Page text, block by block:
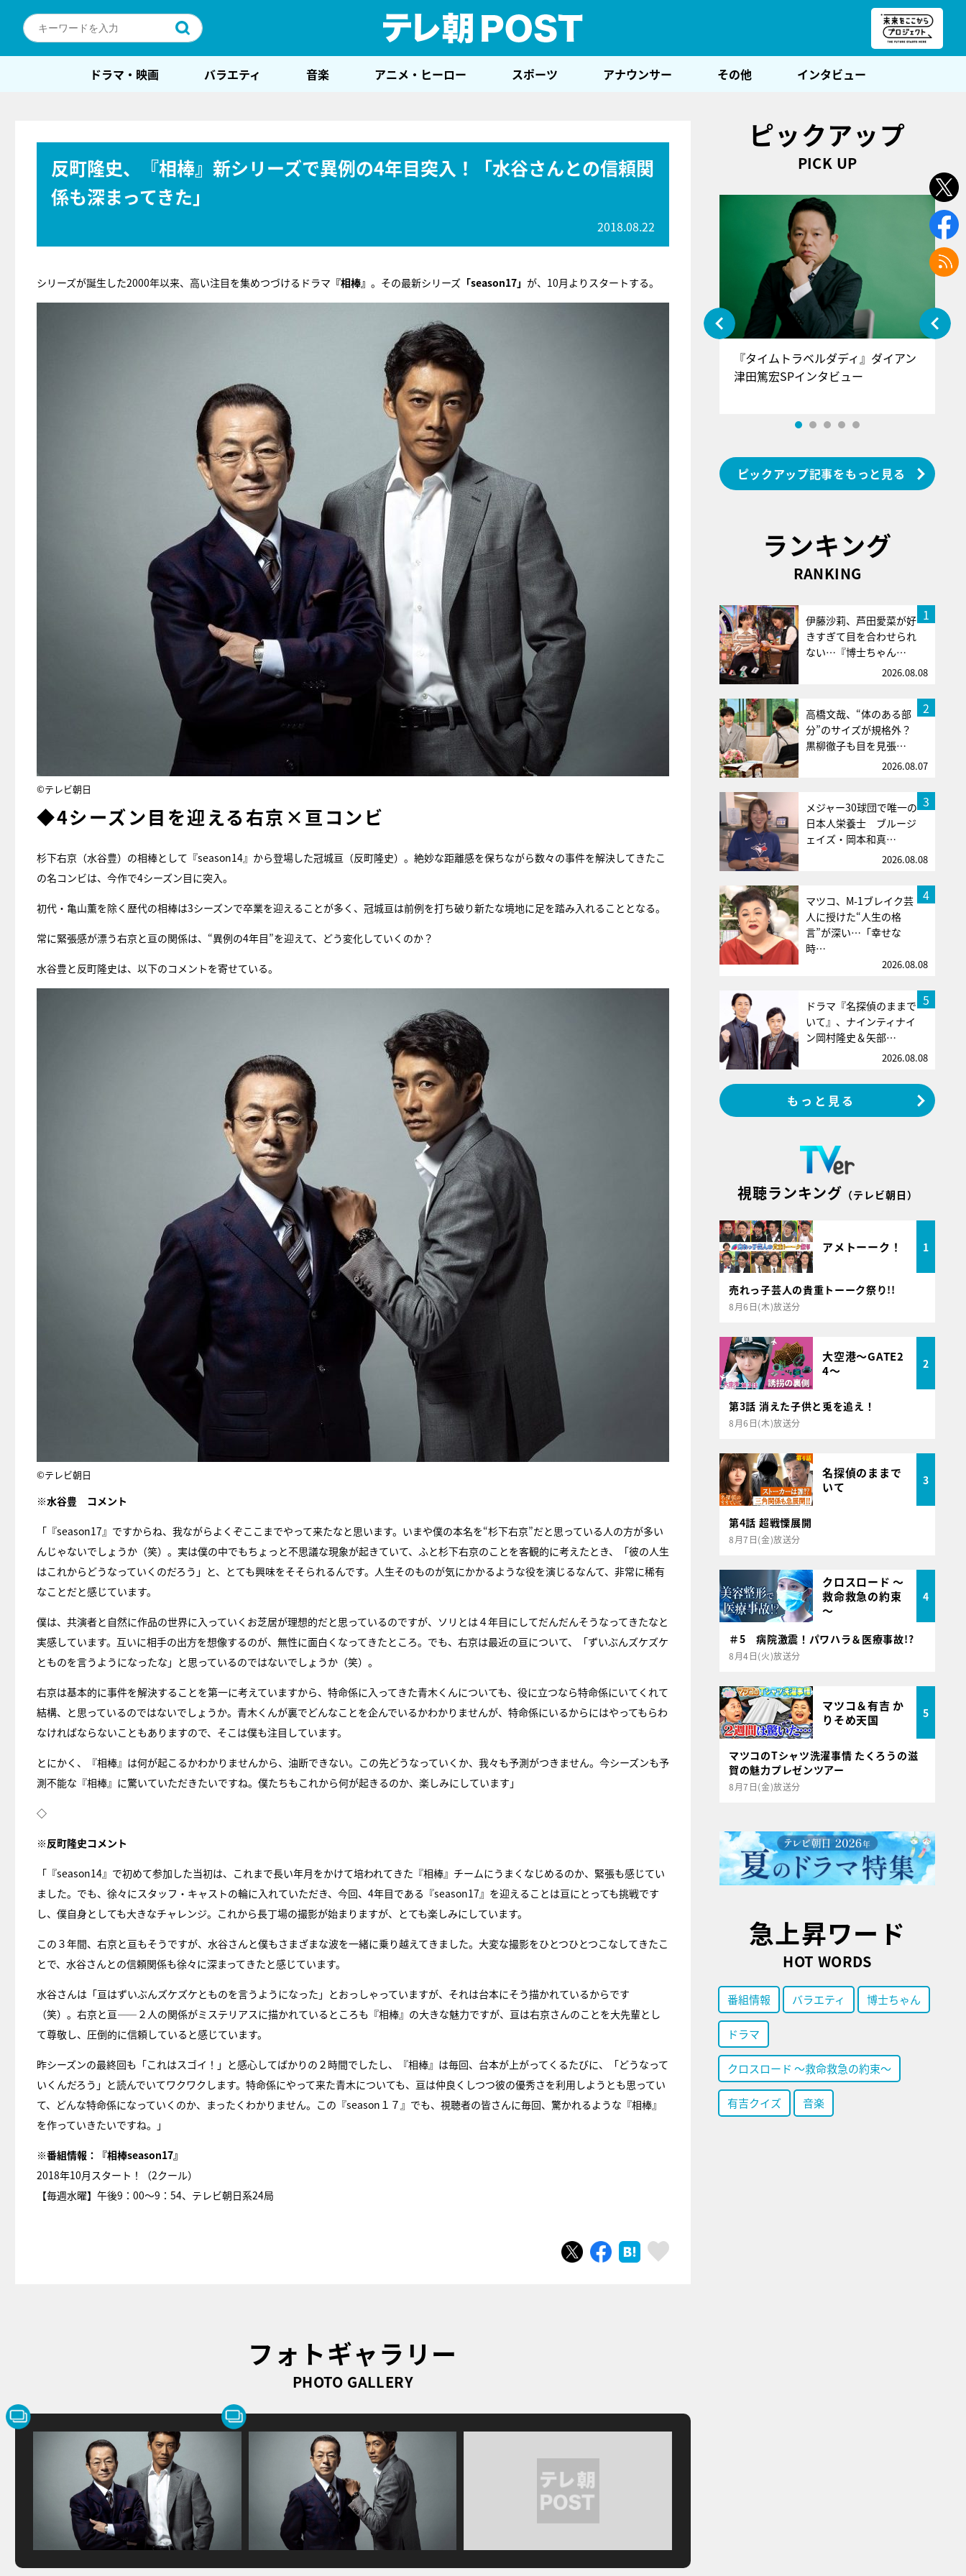
ドラマ・映画 バラエティ 音楽 アニメ・ヒーロー スポーツ アナウンサー その他 インタビュー
反町隆史、『相棒』新シリーズで異例の4年目突入！「水谷さんとの信頼関
係も深まってきた」
2018.08.22
シリーズが誕生した2000年以来、高い注目を集めつづけるドラマ 『相棒』 。その最新シリーズ 「season17」 が、10月よりスタートする。
©テレビ朝日
◆4シーズン目を迎える右京×亘コンビ
杉下右京（水谷豊）の相棒として『season14』から登場した冠城亘（反町隆史）。絶妙な距離感を保ちながら数々の事件を解決してきたこ
の名コンビは、今作で4シーズン目に突入。
初代・亀山薫を除く歴代の相棒は3シーズンで卒業を迎えることが多く、冠城亘は前例を打ち破り新たな境地に足を踏み入れることとなる。
常に緊張感が漂う右京と亘の関係は、“異例の4年目”を迎えて、どう変化していくのか？
水谷豊と反町隆史は、以下のコメントを寄せている。
©テレビ朝日
※水谷豊 コメント
「『season17』ですからね、我ながらよくぞここまでやって来たなと思います。いまや僕の本名を“杉下右京”だと思っている人の方が多い
んじゃないでしょうか（笑）。実は僕の中でもちょっと不思議な現象が起きていて、ふと杉下右京のことを客観的に考えたとき、「彼の人生
はこれからどうなっていくのだろう」と、とても興味をそそられるんです。人生そのものが気にかかるような役を演じるなんて、非常に稀有
なことだと感じています。
僕は、共演者と自然に作品の世界に入っていくお芝居が理想的だと思っているのですが、ソリとは４年目にしてだんだんそうなってきたなと
実感しています。互いに相手の出方を想像するのが、無性に面白くなってきたところ。でも、右京は最近の亘について、「ずいぶんズケズケ
とものを言うようになったな」と思っているのではないでしょうか（笑）。
右京は基本的に事件を解決することを第一に考えていますから、特命係に入ってきた青木くんについても、役に立つなら特命係にいてくれて
結構、と思っているのではないでしょうか。青木くんが裏でどんなことを企んでいるかわかりませんが、特命係にいるからにはやってもらわ
なければならないこともありますので、そこは僕も注目しています。
とにかく、『相棒』は何が起こるかわかりませんから、油断できない。この先どうなっていくか、我々も予測がつきません。今シーズンも予
測不能な『相棒』に驚いていただきたいですね。僕たちもこれから何が起きるのか、楽しみにしています」
◇
※反町隆史コメント
「『season14』で初めて参加した当初は、これまで長い年月をかけて培われてきた『相棒』チームにうまくなじめるのか、緊張も感じてい
ました。でも、徐々にスタッフ・キャストの輪に入れていただき、今回、4年目である『season17』を迎えることは亘にとっても挑戦です
し、僕自身としても大きなチャレンジ。これから長丁場の撮影が始まりますが、とても楽しみにしています。
この３年間、右京と亘もそうですが、水谷さんと僕もさまざまな波を一緒に乗り越えてきました。大変な撮影をひとつひとつこなしてきたこ
とで、水谷さんとの信頼関係も徐々に深まってきたと感じています。
水谷さんは「亘はずいぶんズケズケとものを言うようになった」とおっしゃっていますが、それは台本にそう描かれているからです
（笑）。右京と亘――２人の関係がミステリアスに描かれているところも『相棒』の大きな魅力ですが、亘は右京さんのことを大先輩とし
て尊敬し、圧倒的に信頼していると感じています。
昨シーズンの最終回も「これはスゴイ！」と感心してばかりの２時間でしたし、『相棒』は毎回、台本が上がってくるたびに、「どうなって
いくんだろう」と読んでいてワクワクします。特命係にやって来た青木についても、亘は仲良くしつつ彼の優秀さを利用しようとも思ってい
て、どんな特命係になっていくのか、まったくわかりません。この『season１７』でも、視聴者の皆さんに毎回、驚かれるような『相棒』
を作っていきたいですね。」
※番組情報：『相棒season17』
2018年10月スタート！（2クール）
【毎週水曜】午後9：00～9：54、テレビ朝日系24局
ツイートシェア はてブ
フォトギャラリー
PHOTO GALLERY
ピックアップ
PICK UP
『タイムトラベルダディ』ダイアン
津田篤宏SPインタビュー
ピックアップ記事をもっと見る
ランキング
RANKING
1
伊藤沙莉、芦田愛菜が好
きすぎて目を合わせられ
ない…『博士ちゃん…
2026.08.08
2
高橋文哉、“体のある部
分”のサイズが規格外？
黒柳徹子も目を見張…
2026.08.07
3
メジャー30球団で唯一の
日本人栄養士 ブルージ
ェイズ・岡本和真…
2026.08.08
4
マツコ、M-1ブレイク芸
人に授けた“人生の格
言”が深い…「幸せな
時…
2026.08.08
5
ドラマ『名探偵のままで
いて』、ナインティナイ
ン岡村隆史＆矢部…
2026.08.08
もっと見る
視聴ランキング （テレビ朝日）
アメトーーク！ 1
売れっ子芸人の貴重トーーク祭り!!
8月6日(木)放送分
大空港～GATE2
4～
2
第3話 消えた子供と兎を追え！
8月6日(木)放送分
名探偵のままで
いて
3
第4話 超戦慄展開
8月7日(金)放送分
クロスロード ～
救命救急の約束
～
4
＃5 病院激震！パワハラ＆医療事故!?
8月4日(火)放送分
マツコ＆有吉 か
りそめ天国
5
マツコのTシャツ洗濯事情 たくろうの滋
賀の魅力プレゼンツアー
8月7日(金)放送分
急上昇ワード
HOT WORDS
番組情報 バラエティ 博士ちゃん
ドラマ
クロスロード ～救命救急の約束～
有吉クイズ 音楽